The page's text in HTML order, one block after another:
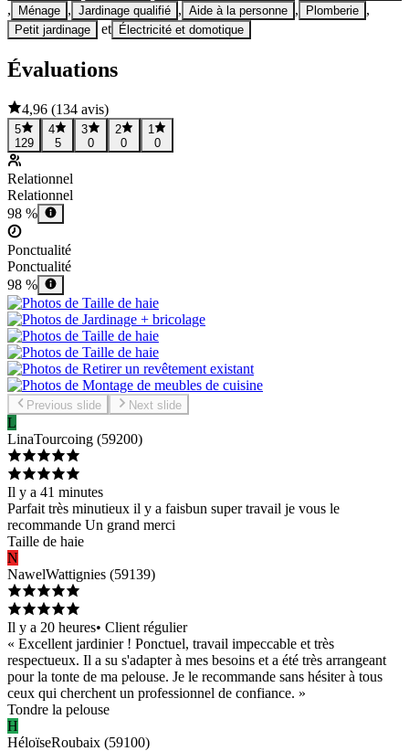
, Ménage , Jardinage qualifié , Aide à la personne , Plomberie ,
Petit jardinage et Électricité et domotique
Évaluations
4,96 (134 avis)
5
129
4
5
3
0
2
0
1
0
Relationnel
Relationnel
98 %
Ponctualité
Ponctualité
98 %
Previous slide Next slide
L
LinaTourcoing (59200)
Il y a 41 minutes
Parfait très minutieux il y a faisbun super travail je vous le
recommande Un grand merci
Taille de haie
N
NawelWattignies (59139)
Il y a 20 heures• Client régulier
« Excellent jardinier ! Ponctuel, travail impeccable et très
respectueux. Il a su s'adapter à mes besoins et a été très arrangeant
pour la tonte de ma pelouse. Je le recommande sans hésiter à tous
ceux qui cherchent un professionnel de confiance. »
Tondre la pelouse
H
HéloïseRoubaix (59100)